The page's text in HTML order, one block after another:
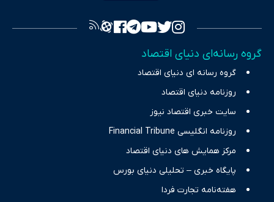
تصویری شفاف از واقعیت‌های اقتصادی ارائه دهد. ما در اکوایران با
چالش‌های فقر و بیکاری را جست‌وجو کرده و در کنار تحلیل آمارها،
نیازهای خبری مخاطبان در حوزه‌های اثرگذار بر اقتصاد را با رویکردی
حرفه‌ای و روزآمد پوشش می‌دهیم.
گروه رسانه‌ای دنیای اقتصاد
گروه رسانه ای دنیای اقتصاد
روزنامه دنیای اقتصاد
سایت خبری اقتصاد نیوز
روزنامه انگلیسی Financial Tribune
مرکز همایش های دنیای اقتصاد
پایگاه خبری – تحلیلی دنیای بورس
هفته‌نامه تجارت فردا